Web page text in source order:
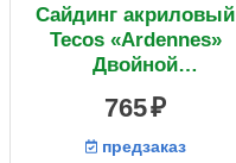
Сайдинг акриловый
Tecos «Ardennes»
Двойной
брус Арабика
3660х230х1,2 мм
765
предзаказ